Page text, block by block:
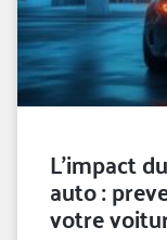
L’impact
auto :
votre